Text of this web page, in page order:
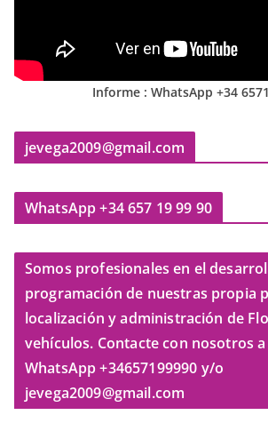
Informe : WhatsApp +34
jevega2009@gmail.com
WhatsApp +34 657 19 99 90
Somos profesionales en el
programación de nuestras propia
localización y administración de
vehículos. Contacte con nosotros
WhatsApp +34657199990 y/o
jevega2009@gmail.com